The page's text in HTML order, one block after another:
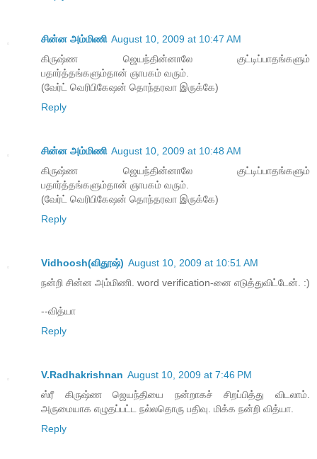
சின்ன அம்மிணி August 10, 2009 at 10:47 AM
கிருஷ்ண ஜெயந்தின்னாலே குட்டிப்பாதங்களும்
பதார்த்தங்களும்தான் ஞாபகம் வரும்.
(வேர்ட் வெரிபிகேஷன் தொந்தரவா இருக்கே)
Reply
சின்ன அம்மிணி August 10, 2009 at 10:48 AM
கிருஷ்ண ஜெயந்தின்னாலே குட்டிப்பாதங்களும்
பதார்த்தங்களும்தான் ஞாபகம் வரும்.
(வேர்ட் வெரிபிகேஷன் தொந்தரவா இருக்கே)
Reply
Vidhoosh(விதூஷ்) August 10, 2009 at 10:51 AM
நன்றி சின்ன அம்மிணி. word verification-னை எடுத்துவிட்டேன். :)
--வித்யா
Reply
V.Radhakrishnan August 10, 2009 at 7:46 PM
ஸ்ரீ கிருஷ்ண ஜெயந்தியை நன்றாகச் சிறப்பித்து விடலாம்.
அருமையாக எழுதப்பட்ட நல்லதொரு பதிவு. மிக்க நன்றி வித்யா.
Reply